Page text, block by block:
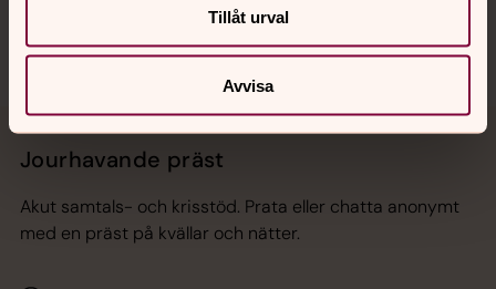
Tillåt urval
Avvisa
Jourhavande präst
Akut samtals- och krisstöd. Prata eller chatta anonymt
med en präst på kvällar och nätter.